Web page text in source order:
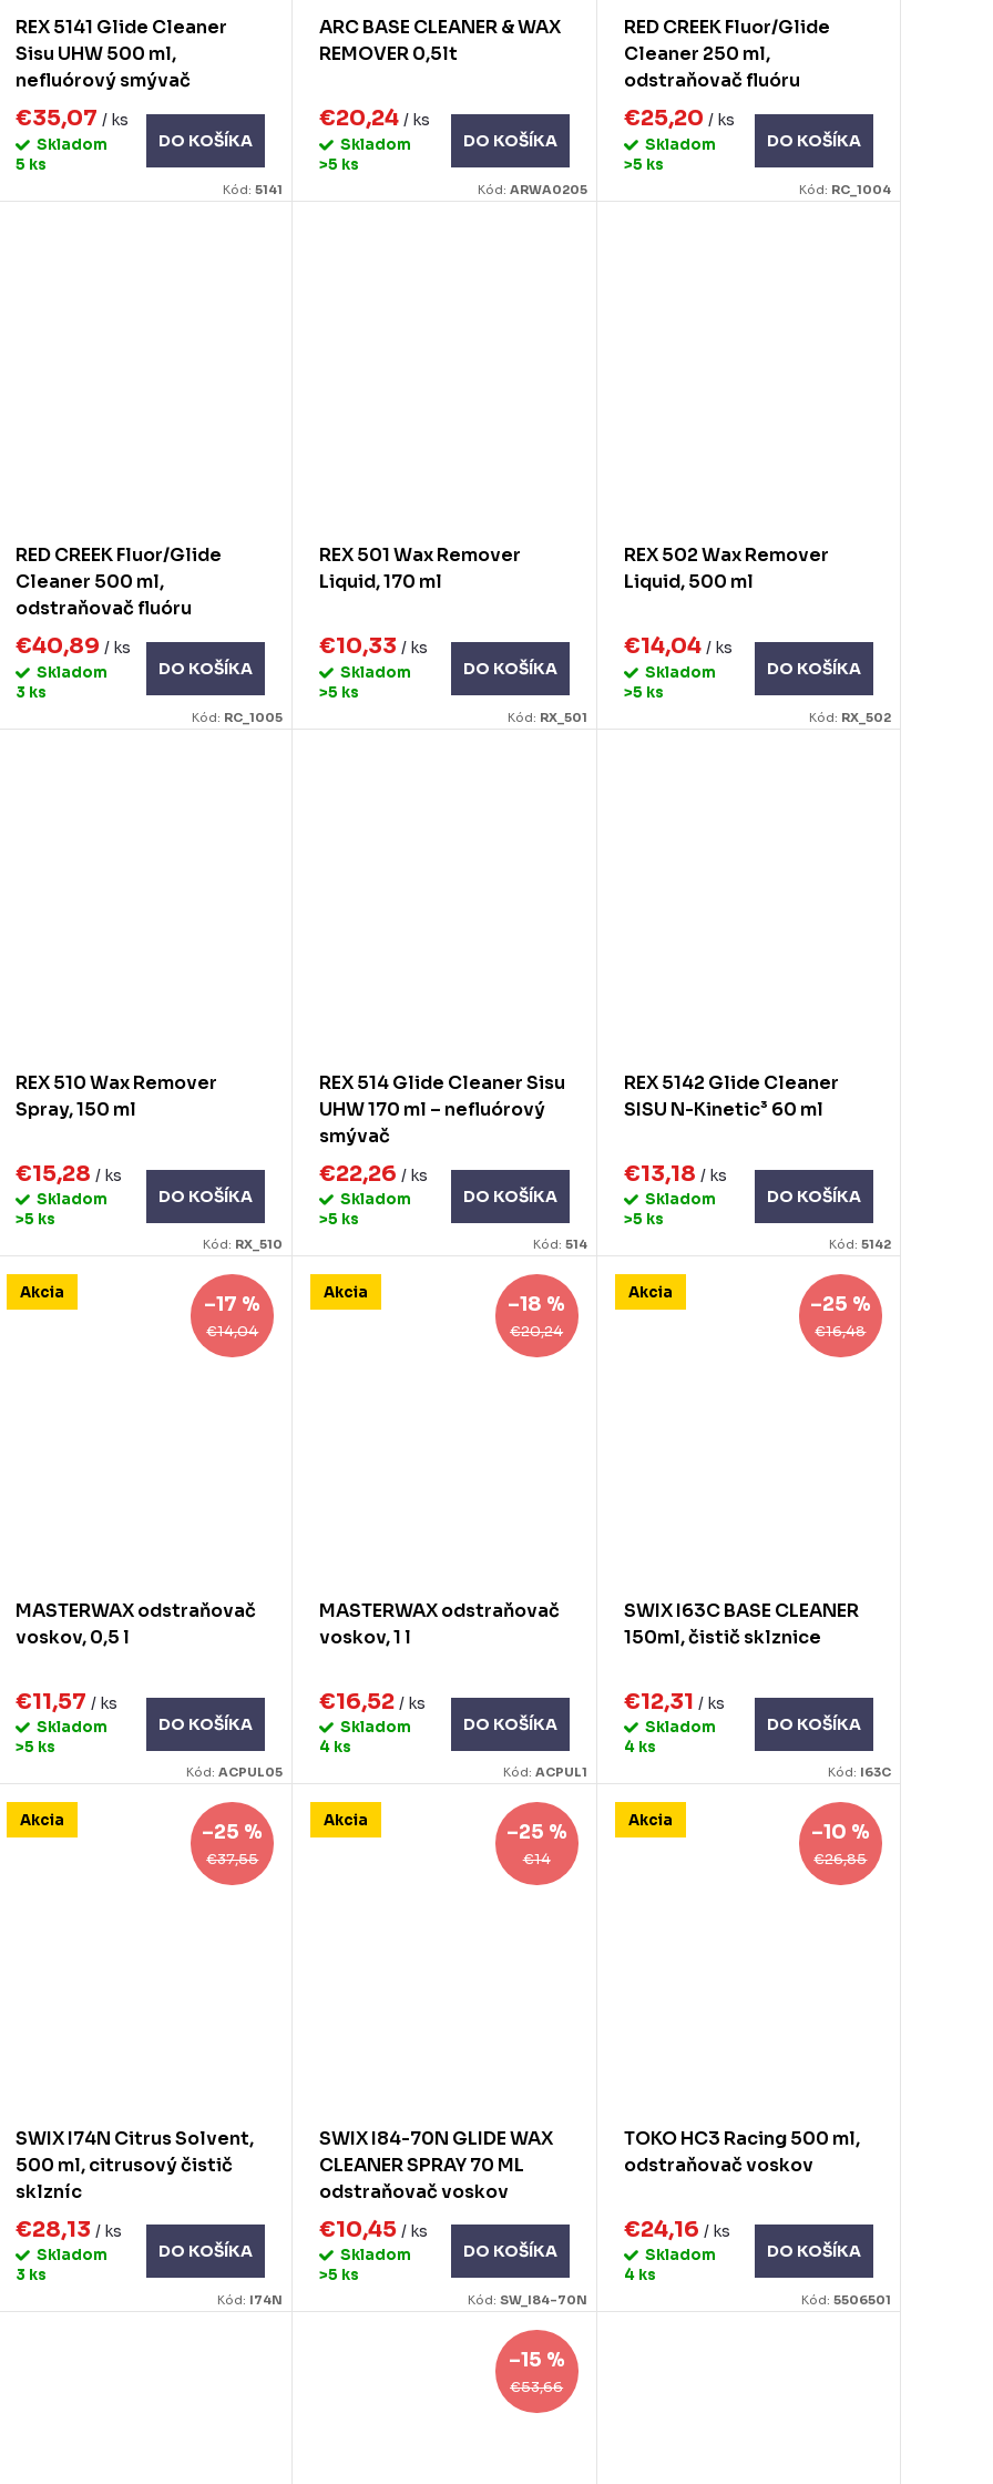
REX 5141 Glide Cleaner
Sisu UHW 500 ml,
nefluórový smývač
€35,07 / ks
Skladom
5 ks
DO KOŠÍKA
Kód:5141
ARC BASE CLEANER & WAX
REMOVER 0,5lt
€20,24/ ks
Skladom
>5 ks
DO KOŠÍKA
Kód: ARWA0205
RED CREEK Fluor/Glide
Cleaner 250 ml,
odstraňovač fluóru
€25,20 / ks
Skladom
>5 ks
DO KOŠÍKA
Kód: RC_1004
RED CREEK Fluor/Glide
Cleaner 500 ml,
odstraňovač fluóru
€40,89 / ks
Skladom
3 ks
DO KOŠÍKA
Kód: RC_1005
REX 501 Wax Remover
Liquid, 170 ml
€10,33/ ks
Skladom
>5 ks
DO KOŠÍKA
Kód: RX_501
REX 502 Wax Remover
Liquid, 500 ml
€14,04 / ks
Skladom
>5 ks
DO KOŠÍKA
Kód: RX_502
REX 510 Wax Remover
Spray, 150 ml
€15,28 / ks
Skladom
>5 ks
DO KOŠÍKA
Kód: RX_510
REX 514 Glide Cleaner Sisu
UHW 170 ml – nefluórový
smývač
€22,26/ ks
Skladom
>5 ks
DO KOŠÍKA
Kód: 514
REX 5142 Glide Cleaner
SISU N-Kinetic³ 60 ml
€13,18 / ks
Skladom
>5 ks
DO KOŠÍKA
Kód: 5142
Akcia
€14,04
–17 %
MASTERWAX odstraňovač
voskov, 0,5 l
€11,57 / ks
Skladom
>5 ks
DO KOŠÍKA
Kód:ACPUL05
Akcia
€20,24
–18 %
MASTERWAX odstraňovač
voskov, 1 l
€16,52/ ks
Skladom
4 ks
DO KOŠÍKA
Kód: ACPUL1
Akcia
€16,48
–25 %
SWIX I63C BASE CLEANER
150ml, čistič sklznice
€12,31 / ks
Skladom
4 ks
DO KOŠÍKA
Kód: I63C
Akcia
€37,55
–25 %
SWIX I74N Citrus Solvent,
500 ml, citrusový čistič
sklzníc
€28,13 / ks
Skladom
3 ks
DO KOŠÍKA
Kód: I74N
Akcia
€14
–25 %
SWIX I84-70N GLIDE WAX
CLEANER SPRAY 70 ML
odstraňovač voskov
€10,45/ ks
Skladom
>5 ks
DO KOŠÍKA
Kód: SW_I84-70N
Akcia
€26,85
–10 %
TOKO HC3 Racing 500 ml,
odstraňovač voskov
€24,16 / ks
Skladom
4 ks
DO KOŠÍKA
Kód: 5506501
€53,66
–15 %